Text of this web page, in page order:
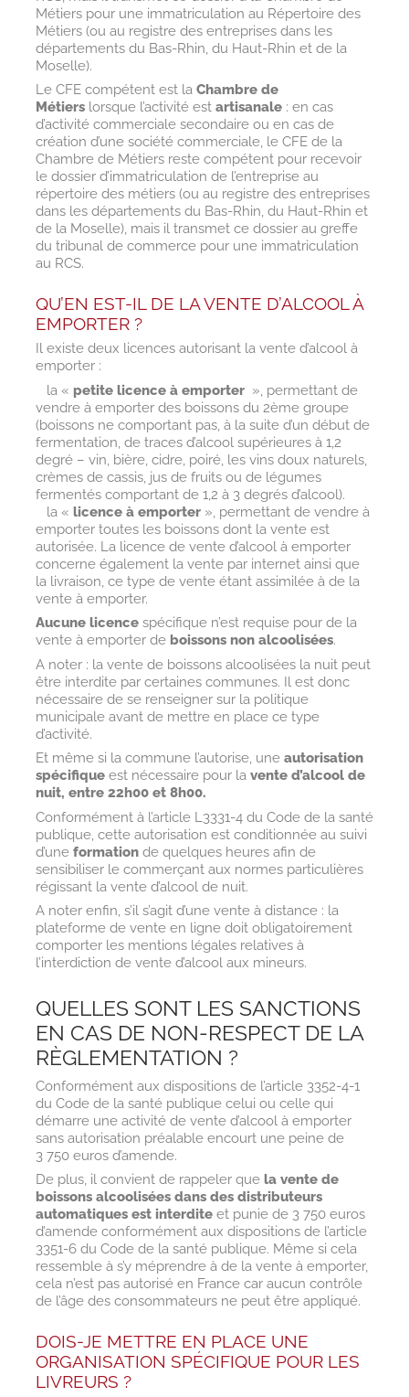
Métiers pour une immatriculation au Répertoire des
Métiers (ou au registre des entreprises dans les
départements du Bas-Rhin, du Haut-Rhin et de la
Moselle).
Le CFE compétent est la Chambre de
Métierslorsque l’activité est artisanale: en cas
d’activité commerciale secondaire ou en cas de
création d’une société commerciale, le CFE de la
Chambre de Métiers reste compétent pour recevoir
le dossier d’immatriculation de l’entreprise au
répertoire des métiers (ou au registre des entreprises
dans les départements du Bas-Rhin, du Haut-Rhin et
de la Moselle), mais il transmet ce dossier au greffe
du tribunal de commerce pour une immatriculation
au RCS.
QU’EN EST-IL DE LA VENTE D’ALCOOL À
EMPORTER ?
Il existe deux licences autorisant la vente d’alcool à
emporter :
la « petite licence à emporter », permettant de
vendre à emporter des boissons du 2ème groupe
(boissons ne comportant pas, à la suite d’un début de
fermentation, de traces d’alcool supérieures à 1,2
degré – vin, bière, cidre, poiré, les vins doux naturels,
crèmes de cassis, jus de fruits ou de légumes
fermentés comportant de 1,2 à 3 degrés d’alcool).
la « licence à emporter», permettant de vendre à
emporter toutes les boissons dont la vente est
autorisée. La licence de vente d’alcool à emporter
concerne également la vente par internet ainsi que
la livraison, ce type de vente étant assimilée à de la
vente à emporter.
Aucune licencespécifique n’est requise pour de la
vente à emporter de boissons non alcoolisées.
A noter : la vente de boissons alcoolisées la nuit peut
être interdite par certaines communes. Il est donc
nécessaire de se renseigner sur la politique
municipale avant de mettre en place ce type
d’activité.
Et même si la commune l’autorise, une autorisation
spécifiqueest nécessaire pour la vente d’alcool de
nuit, entre 22h00 et 8h00.
Conformément à l’article L3331-4 du Code de la santé
publique, cette autorisation est conditionnée au suivi
d’une formationde quelques heures afin de
sensibiliser le commerçant aux normes particulières
régissant la vente d’alcool de nuit.
A noter enfin, s’il s’agit d’une vente à distance : la
plateforme de vente en ligne doit obligatoirement
comporter les mentions légales relatives à
l’interdiction de vente d’alcool aux mineurs.
QUELLES SONT LES SANCTIONS
EN CAS DE NON-RESPECT DE LA
RÈGLEMENTATION ?
Conformément aux dispositions de l’article 3352-4-1
du Code de la santé publique celui ou celle qui
démarre une activité de vente d’alcool à emporter
sans autorisation préalable encourt une peine de
3 750 euros d’amende.
De plus, il convient de rappeler que la vente de
boissons alcoolisées dans des distributeurs
automatiques est interditeet punie de 3 750 euros
d’amende conformément aux dispositions de l’article
3351-6 du Code de la santé publique. Même si cela
ressemble à s’y méprendre à de la vente à emporter,
cela n’est pas autorisé en France car aucun contrôle
de l’âge des consommateurs ne peut être appliqué.
DOIS-JE METTRE EN PLACE UNE
ORGANISATION SPÉCIFIQUE POUR LES
LIVREURS ?